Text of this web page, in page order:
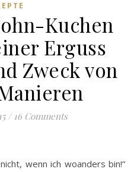
Kuchen
Erguss
Zweck von
/ 16 Comments